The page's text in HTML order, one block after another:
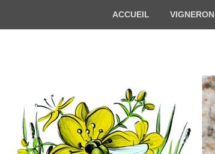
haut
ACCUEIL VIGNERON
Vigneron bio en Alsace